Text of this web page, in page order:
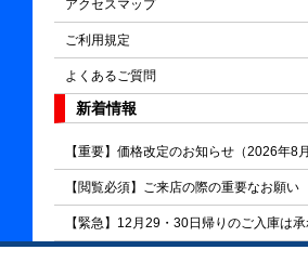
アクセスマップ
ご利用規定
よくあるご質問
新着情報
【重要】価格改定のお知らせ（2026年8
【閲覧必須】ご来店の際の重要なお願い
【緊急】12月29・30日帰りのご入庫は承